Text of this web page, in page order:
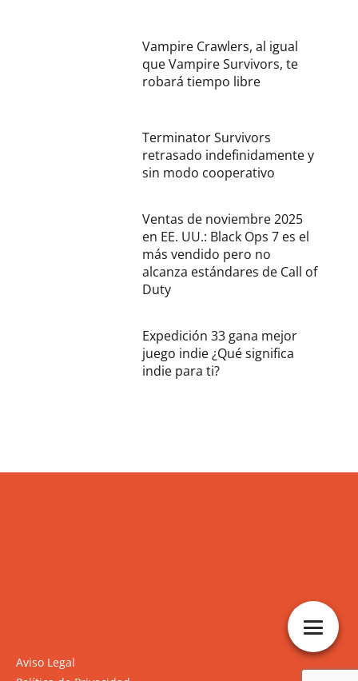
Vampire Crawlers, al igual
que Vampire Survivors, te
robará tiempo libre
Terminator Survivors
retrasado indefinidamente y
sin modo cooperativo
Ventas de noviembre 2025
en EE. UU.: Black Ops 7 es el
más vendido pero no
alcanza estándares de Call of
Duty
Expedición 33 gana mejor
juego indie ¿Qué significa
indie para ti?
Aviso Legal